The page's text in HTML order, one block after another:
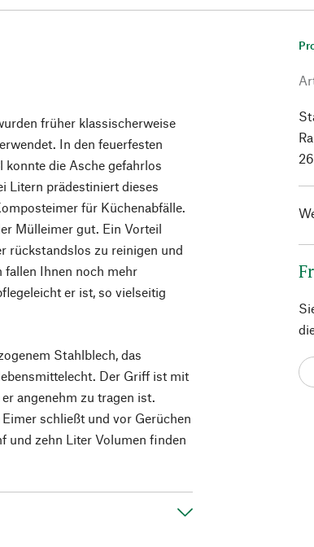
früher klassischerweise
In den feuerfesten
die Asche gefahrlos
Litern prädestiniert dieses
für Küchenabfälle.
Mülleimer gut. Ein Vorteil
rückstandslos zu reinigen und
fallen Ihnen noch mehr
er ist, so vielseitig
Stahlblech, das
Der Griff ist mit
angenehm zu tragen ist.
schließt und vor Gerüchen
und zehn Liter Volumen finden